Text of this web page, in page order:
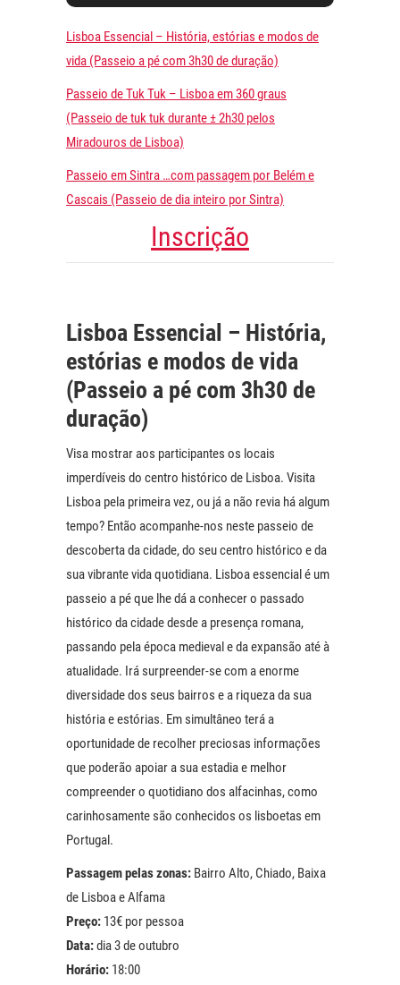
Lisboa Essencial – História, estórias e modos de
vida (Passeio a pé com 3h30 de duração)
Passeio de Tuk Tuk – Lisboa em 360 graus
(Passeio de tuk tuk durante±2h30 pelos
Miradouros de Lisboa)
Passeio em Sintra …com passagem por Belém e
Cascais (Passeio de dia inteiro por Sintra)
Inscrição
Lisboa Essencial – História,
estórias e modos de vida
(Passeio a pé com 3h30 de
duração)
Visa mostrar aos participantes os locais
imperdíveis do centro histórico de Lisboa. Visita
Lisboa pela primeira vez, ou já a não revia há algum
tempo? Então acompanhe-nos neste passeio de
descoberta da cidade, do seu centro histórico e da
sua vibrante vida quotidiana. Lisboa essencial é um
passeio a pé que lhe dá a conhecer o passado
histórico da cidade desde a presença romana,
passando pela época medieval e da expansão até à
atualidade. Irá surpreender-se com a enorme
diversidade dos seus bairros e a riqueza da sua
história e estórias. Em simultâneo terá a
oportunidade de recolher preciosas informações
que poderão apoiar a sua estadia e melhor
compreender o quotidiano dos alfacinhas, como
carinhosamente são conhecidos os lisboetas em
Portugal.
Passagem pelas zonas: Bairro Alto, Chiado, Baixa
de Lisboa e Alfama
Preço: 13€ por pessoa
Data:dia 3 de outubro
Horário: 18:00